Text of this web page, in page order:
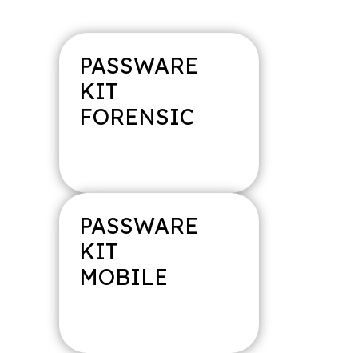
PASSWARE
KIT
FORENSIC
MAGNET
AXIOM
PASSWARE
KIT
MOBILE